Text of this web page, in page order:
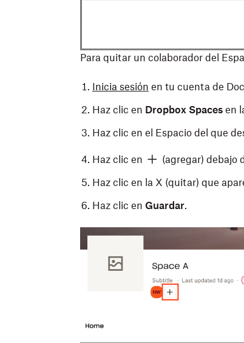
Para quitar un colaborador del
Inicia sesión en tu cuenta de
Haz clic en Dropbox Spaces en
Haz clic en el Espacio del que
Haz clic en
(agregar) debajo
Haz clic en la X (quitar) que
Haz clic en Guardar.